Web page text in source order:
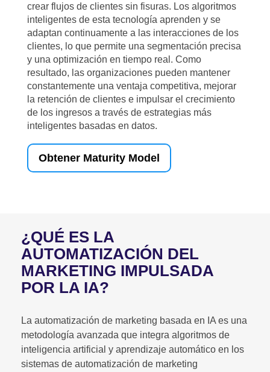
crear flujos de clientes sin fisuras. Los algoritmos
inteligentes de esta tecnología aprenden y se
adaptan continuamente a las interacciones de los
clientes, lo que permite una segmentación precisa
y una optimización en tiempo real. Como
resultado, las organizaciones pueden mantener
constantemente una ventaja competitiva, mejorar
la retención de clientes e impulsar el crecimiento
de los ingresos a través de estrategias más
inteligentes basadas en datos.
Obtener Maturity Model
¿QUÉ ES LA
AUTOMATIZACIÓN DEL
MARKETING IMPULSADA
POR LA IA?
La automatización de marketing basada en IA es una
metodología avanzada que integra algoritmos de
inteligencia artificial y aprendizaje automático en los
sistemas de automatización de marketing